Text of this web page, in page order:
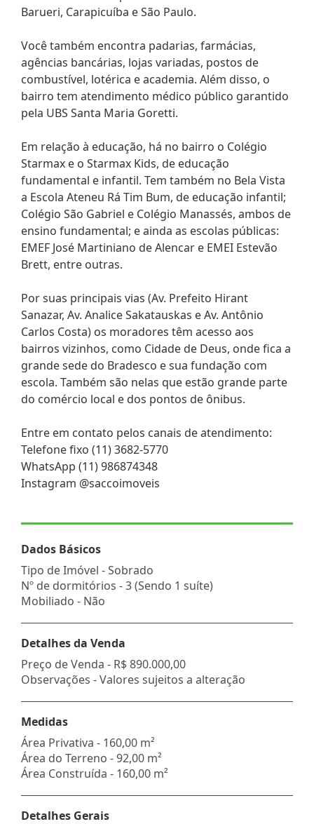
Barueri, Carapicuíba e São Paulo.
Você também encontra padarias, farmácias,
agências bancárias, lojas variadas, postos de
combustível, lotérica e academia. Além disso, o
bairro tem atendimento médico público garantido
pela UBS Santa Maria Goretti.
Em relação à educação, há no bairro o Colégio
Starmax e o Starmax Kids, de educação
fundamental e infantil. Tem também no Bela Vista
a Escola Ateneu Rá Tim Bum, de educação infantil;
Colégio São Gabriel e Colégio Manassés, ambos de
ensino fundamental; e ainda as escolas públicas:
EMEF José Martiniano de Alencar e EMEI Estevão
Brett, entre outras.
Por suas principais vias (Av. Prefeito Hirant
Sanazar, Av. Analice Sakatauskas e Av. Antônio
Carlos Costa) os moradores têm acesso aos
bairros vizinhos, como Cidade de Deus, onde fica a
grande sede do Bradesco e sua fundação com
escola. Também são nelas que estão grande parte
do comércio local e dos pontos de ônibus.
Entre em contato pelos canais de atendimento:
Telefone fixo (11) 3682-5770
WhatsApp (11) 986874348
Instagram @saccoimoveis
Dados Básicos
Tipo de Imóvel - Sobrado
Nº de dormitórios - 3 (Sendo 1 suíte)
Mobiliado - Não
Detalhes da Venda
Preço de Venda - R$ 890.000,00
Observações - Valores sujeitos a alteração
Medidas
Área Privativa - 160,00 m²
Área do Terreno - 92,00 m²
Área Construída - 160,00 m²
Detalhes Gerais